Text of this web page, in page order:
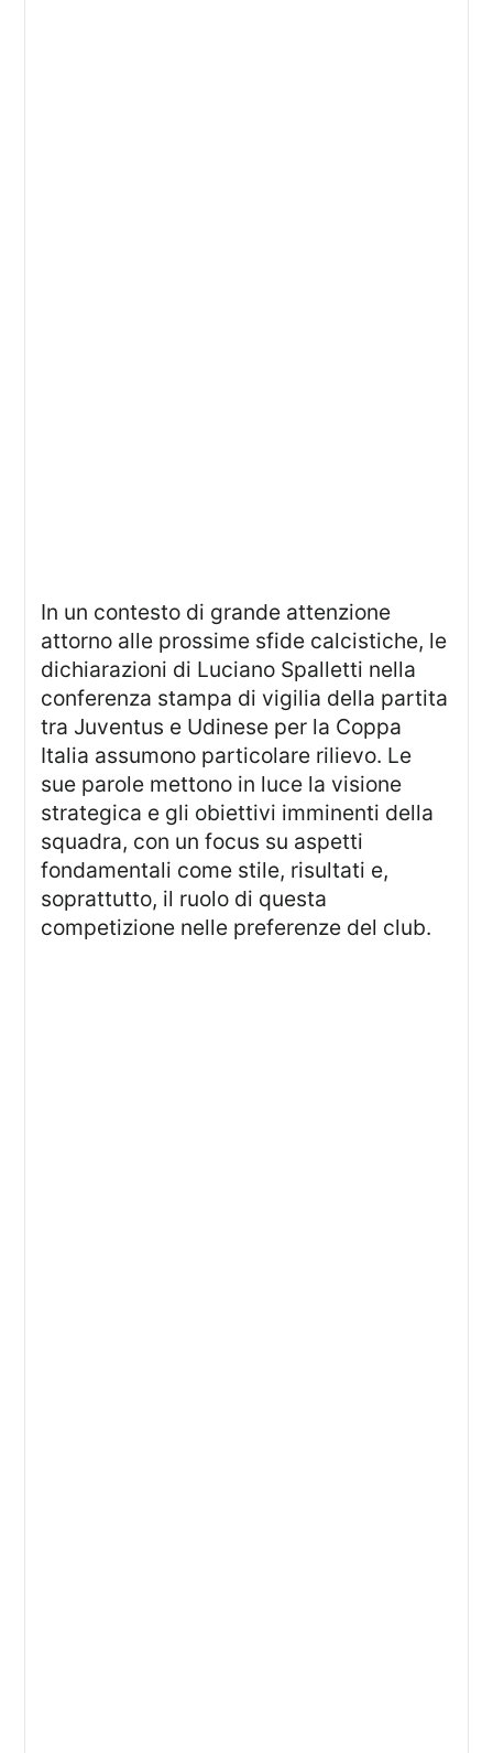
In un contesto di grande attenzione
attorno alle prossime sfide calcistiche, le
dichiarazioni di Luciano Spalletti nella
conferenza stampa di vigilia della partita
tra Juventus e Udinese per la Coppa
Italia assumono particolare rilievo. Le
sue parole mettono in luce la visione
strategica e gli obiettivi imminenti della
squadra, con un focus su aspetti
fondamentali come stile, risultati e,
soprattutto, il ruolo di questa
competizione nelle preferenze del club.